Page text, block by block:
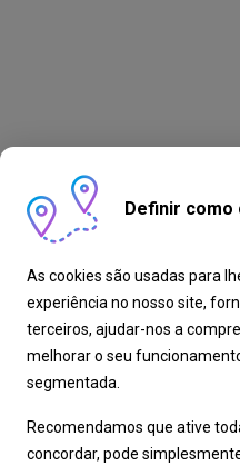
Definir como
As cookies são usadas para
experiência no nosso site,
terceiros, ajudar-nos a
melhorar o seu
segmentada.
Recomendamos que ative
concordar, pode